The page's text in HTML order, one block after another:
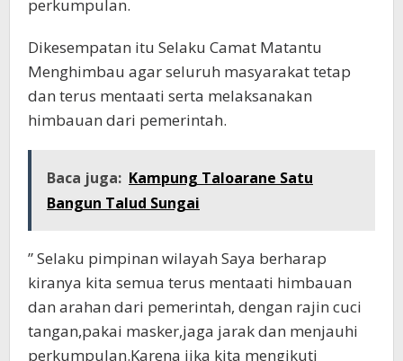
perkumpulan.
Dikesempatan itu Selaku Camat Matantu
Menghimbau agar seluruh masyarakat tetap
dan terus mentaati serta melaksanakan
himbauan dari pemerintah.
Baca juga: Kampung Taloarane Satu
Bangun Talud Sungai
” Selaku pimpinan wilayah Saya berharap
kiranya kita semua terus mentaati himbauan
dan arahan dari pemerintah, dengan rajin cuci
tangan,pakai masker,jaga jarak dan menjauhi
perkumpulan.Karena jika kita mengikuti